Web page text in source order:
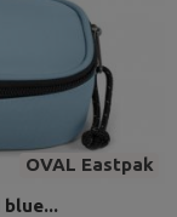
OVAL Eastpak